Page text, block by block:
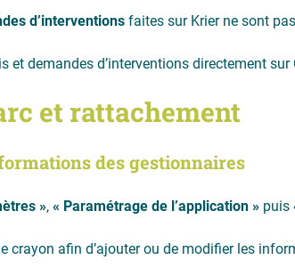
d’interventions faites sur Krier ne sont
et demandes d’interventions directement sur
et rattachement
des gestionnaires
», « Paramétrage de l’application » puis
crayon afin d’ajouter ou de modifier les